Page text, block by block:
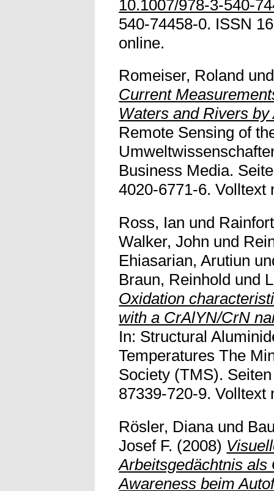
10.1007/978-3-540-
540-74458-0. ISSN
online.
Romeiser, Roland
Current
Waters and Rivers
Remote Sensing of
Business Media.
4020-6771-6. Volltext
Ross, Ian und
Walker, John und
Ehiasarian, Arutiun
Braun, Reinhold und
Oxidation
with a CrAlYN/CrN
In: Structural
Temperatures The
Society (TMS).
87339-720-9. Volltext
Rösler, Dianaund
Josef F. (2008)
Arbeitsgedächtnis als
Awareness beim